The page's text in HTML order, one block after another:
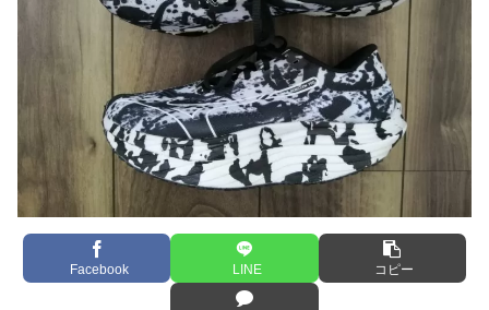
Facebook LINE コピー